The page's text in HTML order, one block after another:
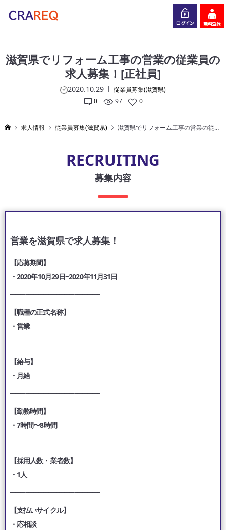
滋賀県でリフォーム工事の営業の従業員の
求人募集！[正社員]
2020.10.29
従業員募集(滋賀県)
0
97 0
求人情報 従業員募集(滋賀県) 滋賀県でリフォーム工事の営業の従業員の求人募集！[正社員]
RECRUITING
募集内容
営業を滋賀県で求人募集！
【応募期間】
・2020年10月29日~2020年11月31日
【職種の正式名称】
・営業
【給与】
・月給
【勤務時間】
・7時間〜8時間
【採用人数・業者数】
・1人
【支払いサイクル】
・応相談